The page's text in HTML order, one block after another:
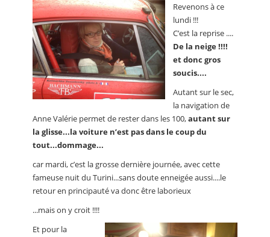
Revenons à ce
lundi !!!
C’est la reprise ....
De la neige !!!!
et donc gros
soucis....
Autant sur le sec,
la navigation de
Anne Valérie permet de rester dans les 100,autant sur
la glisse...la voiture n’est pas dans le coup du
tout...dommage...
car mardi, c’est la grosse dernière journée, avec cette
fameuse nuit du Turini...sans doute enneigée aussi....le
retour en principauté va donc être laborieux
...mais on y croit !!!!
Et pour la